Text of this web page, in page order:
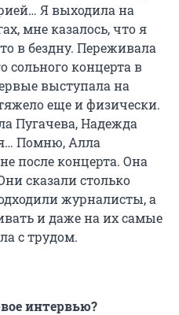
Я выходила на
мне казалось, что я
в бездну. Переживала
сольного концерта в
выступала на
еще и физически.
Пугачева, Надежда
Помню, Алла
после концерта. Она
сказали столько
журналисты, а
и даже на их самые
с трудом.
интервью?